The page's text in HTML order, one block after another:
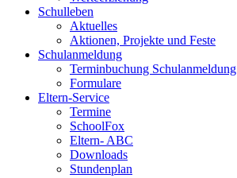
Schulleben
Aktuelles
Aktionen, Projekte und Feste
Schulanmeldung
Terminbuchung Schulanmeldung
Formulare
Eltern-Service
Termine
SchoolFox
Eltern- ABC
Downloads
Stundenplan